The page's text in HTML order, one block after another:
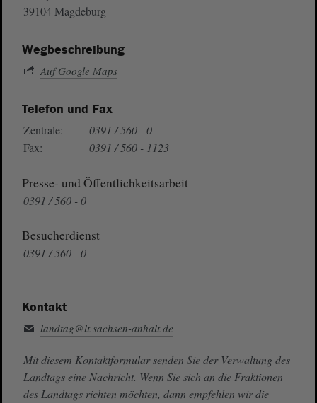
39104 Magdeburg
Wegbeschreibung
Auf Google Maps
Telefon und Fax
Zentrale:
0391 / 560 - 0
Fax:
0391 / 560 - 1123
Presse- und Öffentlichkeitsarbeit
0391 / 560 - 0
Besucherdienst
0391 / 560 - 0
Kontakt
landtag@lt.sachsen-anhalt.de
Mit diesem Kontaktformular senden Sie der Verwaltung des
Landtags eine Nachricht. Wenn Sie sich an die Fraktionen
des Landtags richten möchten, dann empfehlen wir die